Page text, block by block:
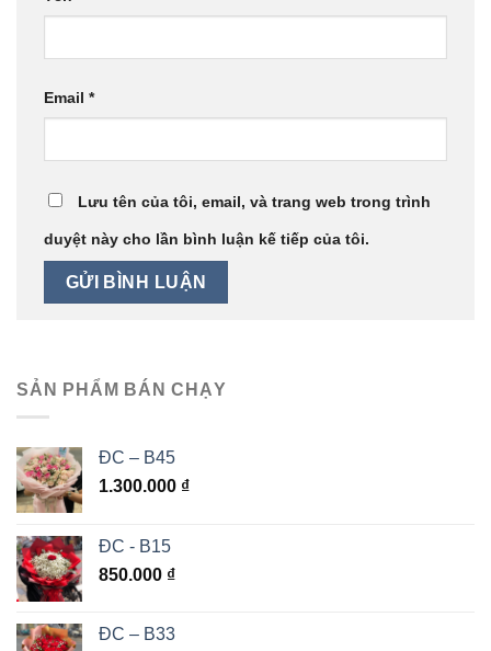
Email *
Lưu tên của tôi, email, và trang web trong trình
duyệt này cho lần bình luận kế tiếp của tôi.
SẢN PHẨM BÁN CHẠY
ĐC – B45
1.300.000 ₫
ĐC - B15
850.000 ₫
ĐC – B33